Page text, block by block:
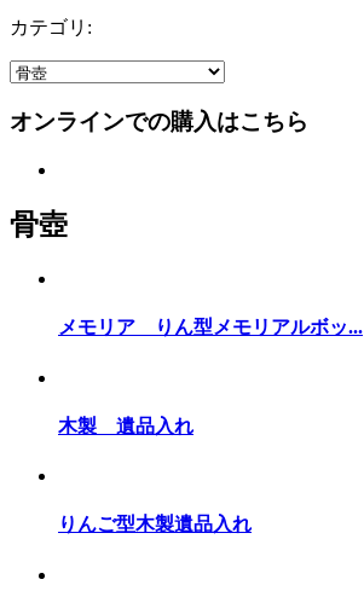
カテゴリ:
オンラインでの購入はこちら
骨壺
メモリア りん型メモリアルボッ...
木製 遺品入れ
りんご型木製遺品入れ